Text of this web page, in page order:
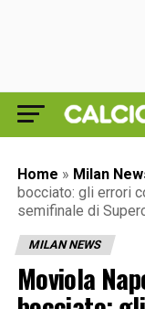
Home » Milan
bocciato: gli errori
semifinale di
MILAN NEWS
Moviola